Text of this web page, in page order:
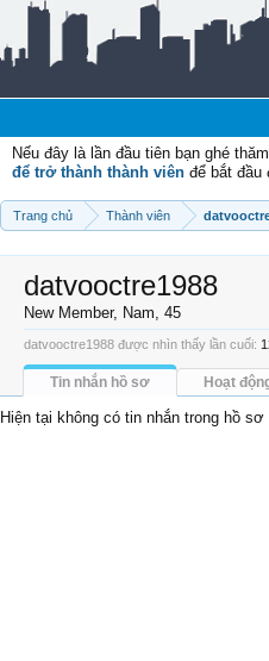
Nếu đây là lần đầu tiên bạn ghé
để trở thành thành viên để bắt đầu
Trang chủ Thành viên
datvooctre1988
New Member, Nam, 45
datvooctre1988 được nhìn thấy lần cuối:
Tin nhắn hồ sơ Hoạt
Hiện tại không có tin nhắn trong hồ